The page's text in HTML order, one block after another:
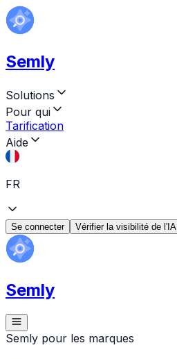
Semly
Solutions
Pour qui
Tarification
Aide
FR
Se connecter Vérifier la visibilité de l'IA
Semly
Semly pour les marques